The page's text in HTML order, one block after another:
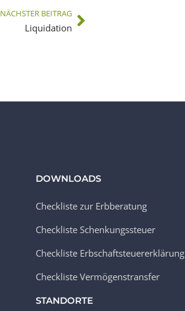
NÄCHSTER BEITRAG
Liquidation
DOWNLOADS
Checkliste zur Erbberatung
Checkliste Schenkungssteuer
Checkliste Erbschaftsteuererklärung
Checkliste Vermögenstransfer
STANDORTE